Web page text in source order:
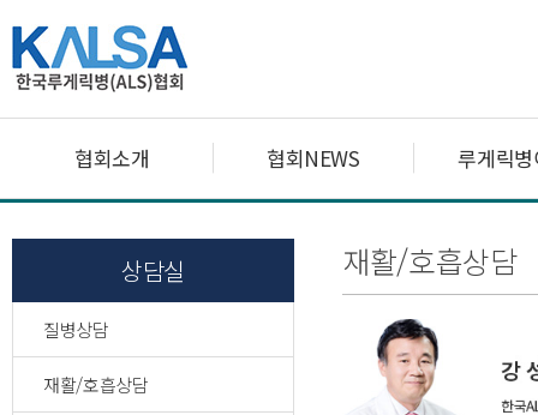
협회소개 협회NEWS 루게릭
상담실
질병상담
재활/호흡상담
재활/호흡상담